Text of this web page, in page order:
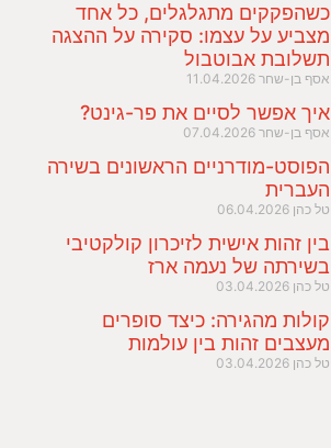
כשהפקקים מתגלגלים, כל אחד
מצביע על עצמו: סקירה על ההצגה
תשלובת אבוטבול
אסף בן-שחר 11.04.2026
איך אפשר לסיים את פר-גינט?
אסף בן-שחר 07.04.2026
הפוסט-מודרניים הראשונים בשירה
העברית
טל כהן 06.04.2026
בין זהות אישית לזיכרון קולקטיבי
בשירתה של נעמה ארז
טל כהן 03.04.2026
קולות מהגירה: כיצד סופרים
מעצבים זהות בין עולמות
טל כהן 03.04.2026